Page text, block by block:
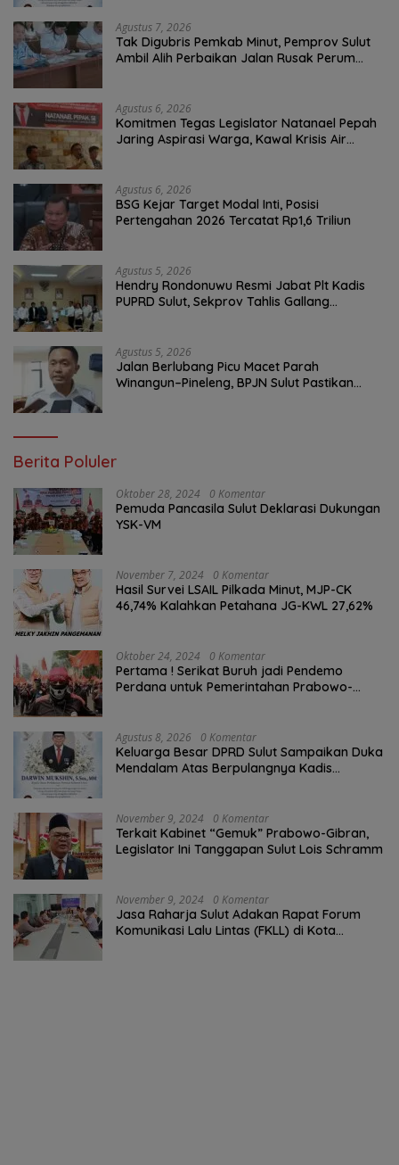
Agustus 7, 2026
Tak Digubris Pemkab Minut, Pemprov Sulut
Ambil Alih Perbaikan Jalan Rusak Perum
Agustus 6, 2026
Komitmen Tegas Legislator Natanael Pepah
Jaring Aspirasi Warga, Kawal Krisis Air
Agustus 6, 2026
BSG Kejar Target Modal Inti, Posisi
Pertengahan 2026 Tercatat Rp1,6 Triliun
Agustus 5, 2026
Hendry Rondonuwu Resmi Jabat Plt Kadis
PUPRD Sulut, Sekprov Tahlis Gallang
Agustus 5, 2026
Jalan Berlubang Picu Macet Parah
Winangun–Pineleng, BPJN Sulut Pastikan
Berita Poluler
Oktober 28, 2024 0 Komentar
Pemuda Pancasila Sulut Deklarasi Dukungan
YSK-VM
November 7, 2024 0 Komentar
Hasil Survei LSAIL Pilkada Minut, MJP-CK
46,74% Kalahkan Petahana JG-KWL 27,62%
Oktober 24, 2024 0 Komentar
Pertama ! Serikat Buruh jadi Pendemo
Perdana untuk Pemerintahan Prabowo-
Agustus 8, 2026 0 Komentar
Keluarga Besar DPRD Sulut Sampaikan Duka
Mendalam Atas Berpulangnya Kadis
November 9, 2024 0 Komentar
Terkait Kabinet “Gemuk” Prabowo-Gibran,
Legislator Ini Tanggapan Sulut Lois Schramm
November 9, 2024 0 Komentar
Jasa Raharja Sulut Adakan Rapat Forum
Komunikasi Lalu Lintas (FKLL) di Kota